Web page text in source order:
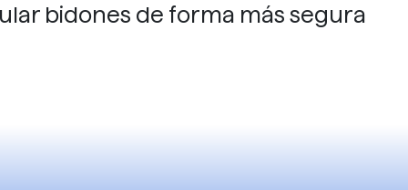
bidones de forma más segura